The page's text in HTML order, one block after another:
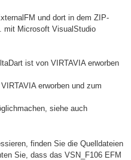
und dort in dem ZIP-
mit Microsoft VisualStudio
ist von VIRTAVIA erworben
erworben und zum
siehe auch
finden Sie die Quelldateien
Sie, dass das VSN_F106 EFM